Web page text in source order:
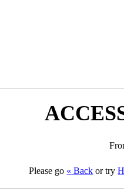
Please go « Back or try